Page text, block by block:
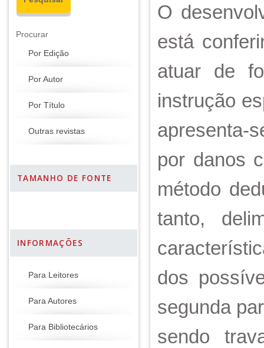
Procurar
Por Edição
Por Autor
Por Título
Outras revistas
TAMANHO DE FONTE
INFORMAÇÕES
Para Leitores
Para Autores
Para Bibliotecários
O
está
atuar de
instrução
apresenta-
por danos
método
tanto,
dos
segunda
sendo